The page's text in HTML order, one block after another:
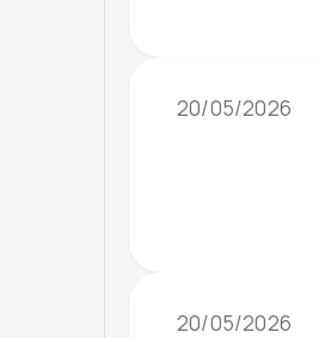
20/05/2026
20/05/2026